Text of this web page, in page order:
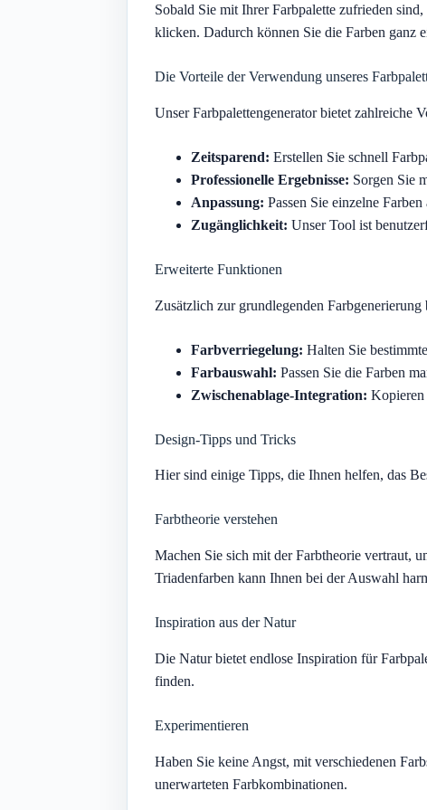
Sobald Sie mit Ihrer Farbpalette zufrieden
klicken. Dadurch können Sie die Farben ganz
Die Vorteile der Verwendung unseres
Unser Farbpalettengenerator bietet zahlreiche
Zeitsparend: Erstellen Sie schnell
Professionelle Ergebnisse: Sorgen Sie
Anpassung: Passen Sie einzelne
Zugänglichkeit: Unser Tool ist
Erweiterte Funktionen
Zusätzlich zur grundlegenden
Farbverriegelung: Halten Sie
Farbauswahl: Passen Sie die Farben
Zwischenablage-Integration: Kopieren
Design-Tipps und Tricks
Hier sind einige Tipps, die Ihnen helfen, das
Farbtheorie verstehen
Machen Sie sich mit der Farbtheorie vertraut,
Triadenfarben kann Ihnen bei der Auswahl
Inspiration aus der Natur
Die Natur bietet endlose Inspiration für
finden.
Experimentieren
Haben Sie keine Angst, mit verschiedenen
unerwarteten Farbkombinationen.